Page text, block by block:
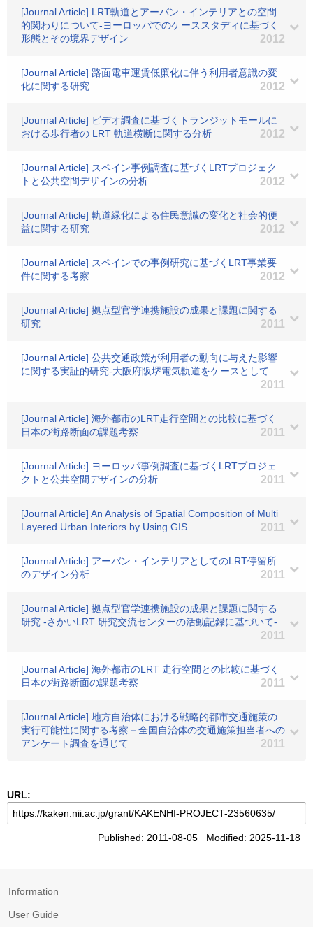
[Journal Article] LRT軌道とアーバン・インテリアとの空間
的関わりについて-ヨーロッパでのケーススタディに基づく
形態とその境界デザイン
2012
[Journal Article] 路面電車運賃低廉化に伴う利用者意識の変
化に関する研究
2012
[Journal Article] ビデオ調査に基づくトランジットモールに
おける歩行者の LRT 軌道横断に関する分析
2012
[Journal Article] スペイン事例調査に基づくLRTプロジェク
トと公共空間デザインの分析
2012
[Journal Article] 軌道緑化による住民意識の変化と社会的便
益に関する研究
2012
[Journal Article] スペインでの事例研究に基づくLRT事業要
件に関する考察
2012
[Journal Article] 拠点型官学連携施設の成果と課題に関する
研究
2011
[Journal Article] 公共交通政策が利用者の動向に与えた影響
に関する実証的研究-大阪府阪堺電気軌道をケースとして
2011
[Journal Article] 海外都市のLRT走行空間との比較に基づく
日本の街路断面の課題考察
2011
[Journal Article] ヨーロッパ事例調査に基づくLRTプロジェ
クトと公共空間デザインの分析
2011
[Journal Article] An Analysis of Spatial Composition of Multi
Layered Urban Interiors by Using GIS
2011
[Journal Article] アーバン・インテリアとしてのLRT停留所
のデザイン分析
2011
[Journal Article] 拠点型官学連携施設の成果と課題に関する
研究 -さかいLRT 研究交流センターの活動記録に基づいて-
2011
[Journal Article] 海外都市のLRT 走行空間との比較に基づく
日本の街路断面の課題考察
2011
[Journal Article] 地方自治体における戦略的都市交通施策の
実行可能性に関する考察－全国自治体の交通施策担当者への
アンケート調査を通じて
2011
URL:
Published: 2011-08-05 Modified: 2025-11-18
Information
User Guide